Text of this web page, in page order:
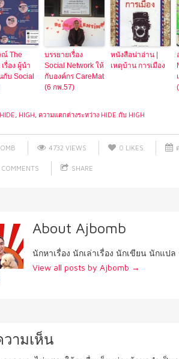
The
รื่อง ผู้นำ
กับ Social
บรรยายเรื่อง
Social Network ให้
กับองค์กร CareMat
(6 กพ.57)
หนังสือน่าอ่าน |
เหตุบ้าน การเมือง
HIDE HIGH ความแตกต่างระหว่าง HIDE กับ HIGH
4732 VIEWS 0 LIKES
COMMENTS SHARE
About Ajbomb
นักหาเรื่อง นักเล่าเรื่อง นักเขียน นักแป
View all posts by Ajbomb →
วามเห็น